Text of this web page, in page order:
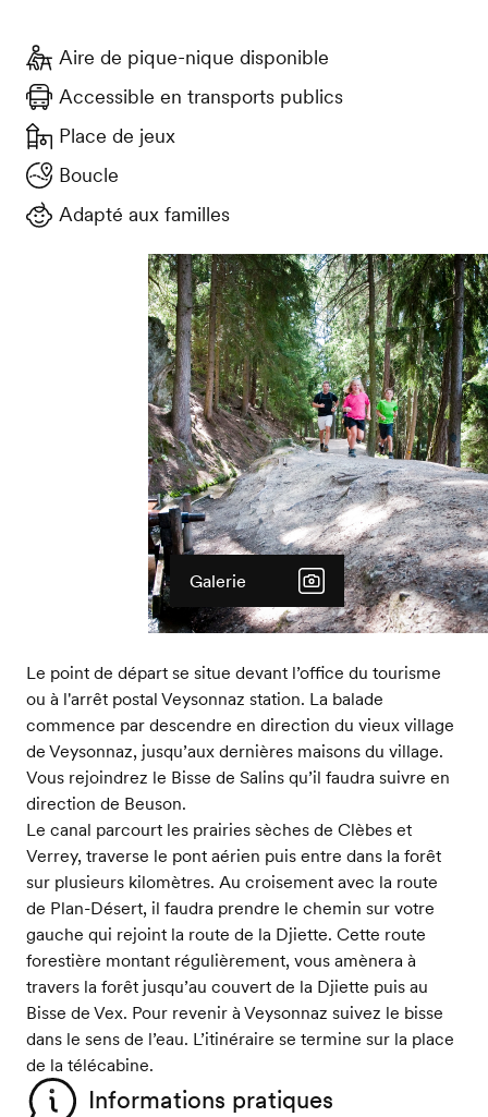
Aire de pique-nique disponible
Accessible en transports publics
Place de jeux
Boucle
Adapté aux familles
Galerie
Le point de départ se situe devant l’office du tourisme
ou à l'arrêt postal Veysonnaz station. La balade
commence par descendre en direction du vieux village
de Veysonnaz, jusqu’aux dernières maisons du village.
Vous rejoindrez le Bisse de Salins qu’il faudra suivre en
direction de Beuson.
Le canal parcourt les prairies sèches de Clèbes et
Verrey, traverse le pont aérien puis entre dans la forêt
sur plusieurs kilomètres. Au croisement avec la route
de Plan-Désert, il faudra prendre le chemin sur votre
gauche qui rejoint la route de la Djiette. Cette route
forestière montant régulièrement, vous amènera à
travers la forêt jusqu’au couvert de la Djiette puis au
Bisse de Vex. Pour revenir à Veysonnaz suivez le bisse
dans le sens de l’eau. L’itinéraire se termine sur la place
de la télécabine.
Informations pratiques